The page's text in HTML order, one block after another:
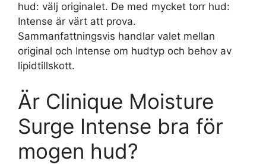
hud: välj originalet. De med mycket torr hud:
Intense är värt att prova.
Sammanfattningsvis handlar valet mellan
original och Intense om hudtyp och behov av
lipidtillskott.
Är Clinique Moisture
Surge Intense bra för
mogen hud?